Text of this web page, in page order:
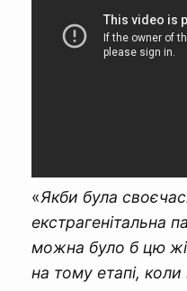
«Якби була
екстрагенітальна
можна було б цю
на тому етапі, коли